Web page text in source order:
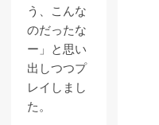
う、こんな
のだったな
ー」と思い
出しつつプ
レイしまし
た。